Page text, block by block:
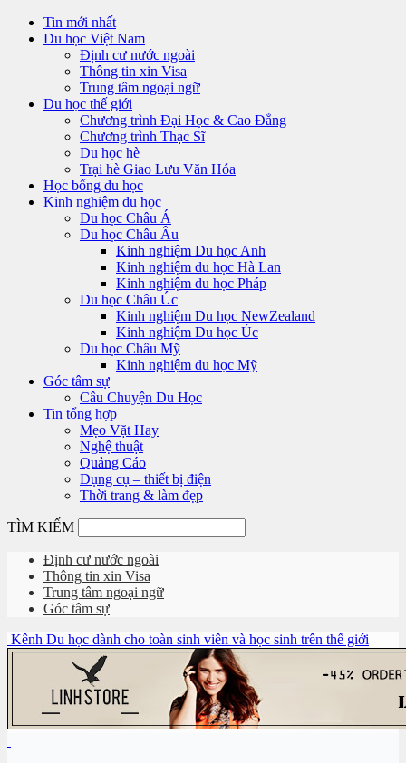
Tin mới nhất
Du học Việt Nam
Định cư nước ngoài
Thông tin xin Visa
Trung tâm ngoại ngữ
Du học thế giới
Chương trình Đại Học & Cao Đẳng
Chương trình Thạc Sĩ
Du học hè
Trại hè Giao Lưu Văn Hóa
Học bổng du học
Kinh nghiệm du học
Du học Châu Á
Du học Châu Âu
Kinh nghiệm Du học Anh
Kinh nghiệm du học Hà Lan
Kinh nghiệm du học Pháp
Du học Châu Úc
Kinh nghiệm Du học NewZealand
Kinh nghiệm Du học Úc
Du học Châu Mỹ
Kinh nghiệm du học Mỹ
Góc tâm sự
Câu Chuyện Du Học
Tin tổng hợp
Mẹo Vặt Hay
Nghệ thuật
Quảng Cáo
Dụng cụ – thiết bị điện
Thời trang & làm đẹp
TÌM KIẾM
Định cư nước ngoài
Thông tin xin Visa
Trung tâm ngoại ngữ
Góc tâm sự
Kênh Du học dành cho toàn sinh viên và học sinh trên thế giới